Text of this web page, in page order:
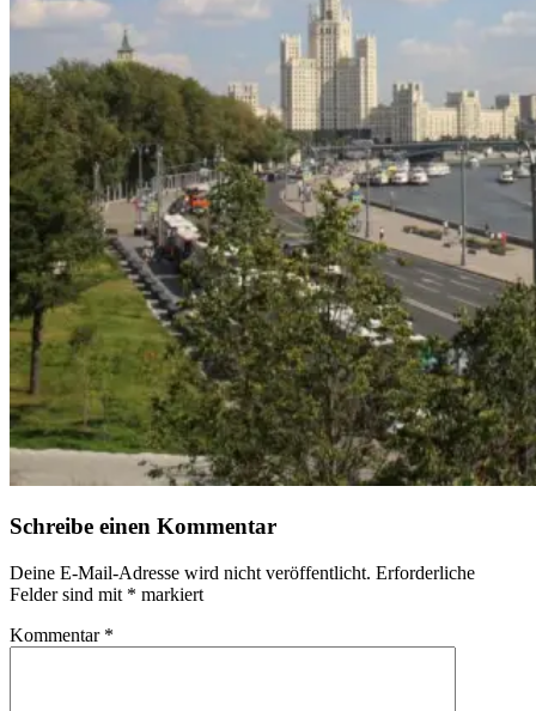
Schreibe einen Kommentar
Deine E-Mail-Adresse wird nicht veröffentlicht. Erforderliche
Felder sind mit * markiert
Kommentar *